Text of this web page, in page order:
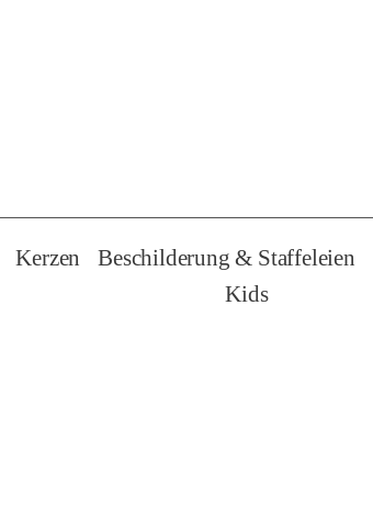
Kerzen Beschilderung & Staffeleien
Kids